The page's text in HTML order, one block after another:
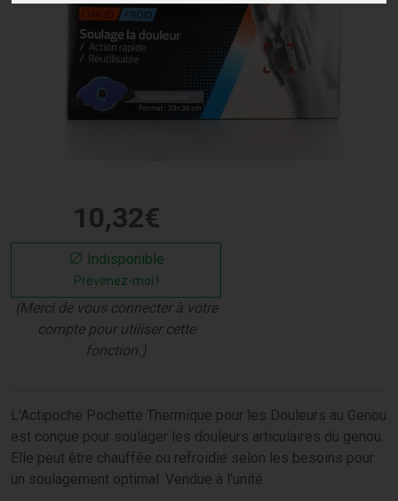
10,32€
Indisponible
Prévenez-moi !
(Merci de vous connecter à votre
compte pour utiliser cette
fonction.)
L'Actipoche Pochette Thermique pour les Douleurs au Genou
est conçue pour soulager les douleurs articulaires du genou.
Elle peut être chauffée ou refroidie selon les besoins pour
un soulagement optimal. Vendue à l'unité.